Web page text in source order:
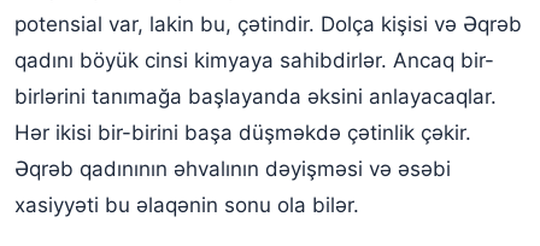
potensial var, lakin bu, çətindir. Dolça kişisi və Əqrəb
qadını böyük cinsi kimyaya sahibdirlər. Ancaq bir-
birlərini tanımağa başlayanda əksini anlayacaqlar.
Hər ikisi bir-birini başa düşməkdə çətinlik çəkir.
Əqrəb qadınının əhvalının dəyişməsi və əsəbi
xasiyyəti bu əlaqənin sonu ola bilər.